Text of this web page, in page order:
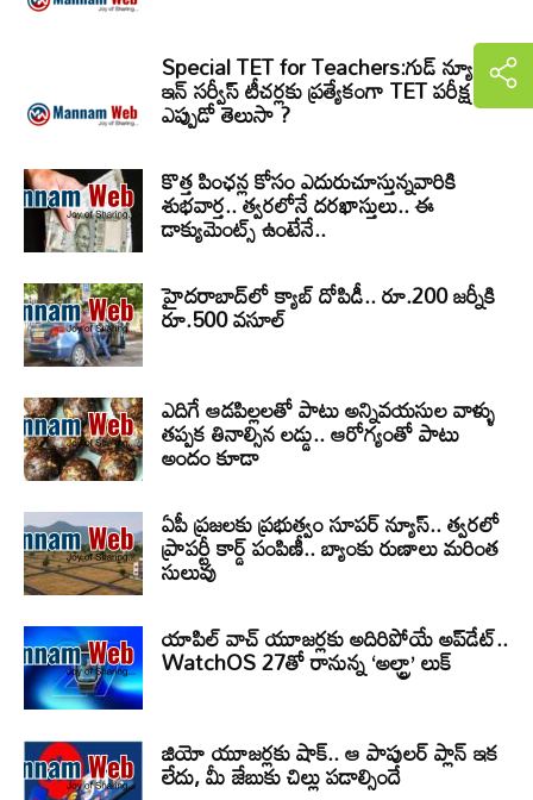
Special TET for Teachers:గుడ్ న్యూస్..
ఇన్ సర్వీస్ టీచర్లకు ప్రత్యేకంగా TET పరీక్ష!
ఎప్పుడో తెలుసా ?
కొత్త పింఛన్ల కోసం ఎదురుచూస్తున్నవారికి
శుభవార్త.. త్వరలోనే దరఖాస్తులు.. ఈ
డాక్యుమెంట్స్ ఉంటేనే..
హైదరాబాద్‌లో క్యాబ్‌ దోపిడీ.. రూ.200 జర్నీకి
రూ.500 వసూల్
ఎదిగే ఆడపిల్లలతో పాటు అన్నివయసుల వాళ్ళు
తప్పక తినాల్సిన లడ్డు.. ఆరోగ్యంతో పాటు
అందం కూడా
ఏపీ ప్రజలకు ప్రభుత్వం సూపర్ న్యూస్.. త్వరలో
ప్రాపర్టీ కార్డ్ పంపిణీ.. బ్యాంకు రుణాలు మరింత
సులువు
యాపిల్ వాచ్ యూజర్లకు అదిరిపోయే అప్‌డేట్..
WatchOS 27తో రానున్న ‘అల్ట్రా’ లుక్
జియో యూజర్లకు షాక్.. ఆ పాపులర్ ప్లాన్ ఇక
లేదు, మీ జేబుకు చిల్లు పడాల్సిందే